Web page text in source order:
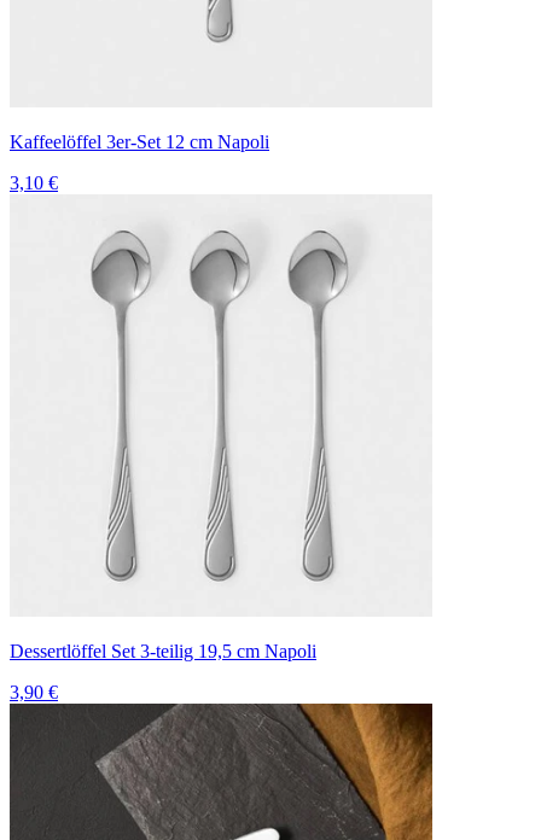
Kaffeelöffel 3er-Set 12 cm Napoli
3,10 €
Dessertlöffel Set 3-teilig 19,5 cm Napoli
3,90 €